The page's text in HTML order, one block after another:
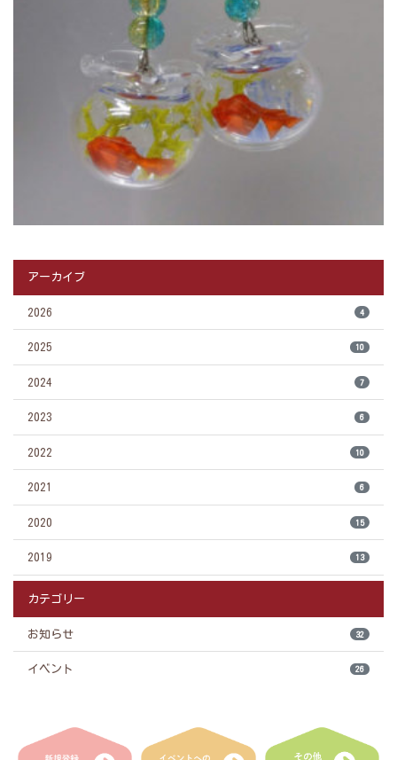
アーカイブ
2026 4
2025 10
2024 7
2023 6
2022 10
2021 6
2020 15
2019 13
カテゴリー
お知らせ 32
イベント 26